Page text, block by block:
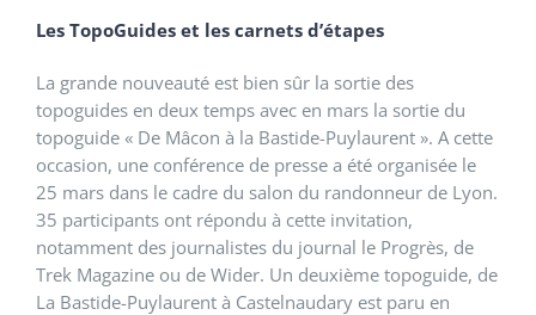
Les TopoGuides et les carnets d’étapes
La grande nouveauté est bien sûr la sortie des
topoguides en deux temps avec en mars la sortie du
topoguide « De Mâcon à la Bastide-Puylaurent ». A cette
occasion, une conférence de presse a été organisée le
25 mars dans le cadre du salon du randonneur de Lyon.
35 participants ont répondu à cette invitation,
notamment des journalistes du journal le Progrès, de
Trek Magazine ou de Wider. Un deuxième topoguide, de
La Bastide-Puylaurent à Castelnaudary est paru en